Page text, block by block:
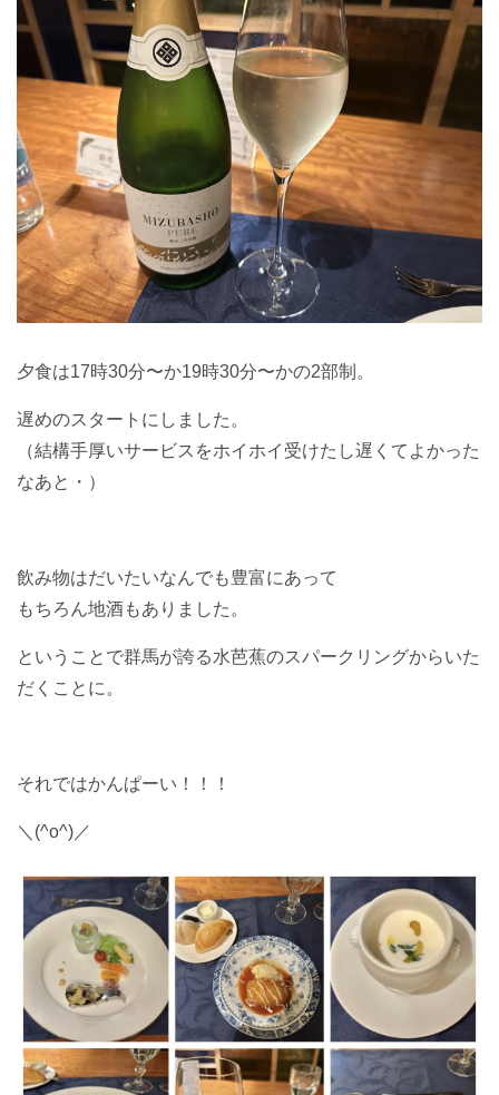
夕食は17時30分〜か19時30分〜かの2部制。
遅めのスタートにしました。
（結構手厚いサービスをホイホイ受けたし遅くてよかった
なあと・）
飲み物はだいたいなんでも豊富にあって
もちろん地酒もありました。
ということで群馬が誇る水芭蕉のスパークリングからいた
だくことに。
それではかんぱーい！！！
＼(^o^)／